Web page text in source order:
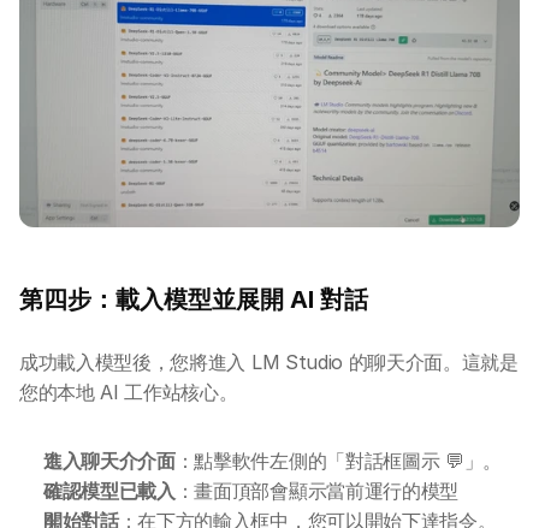
第四步：載入模型並展開 AI 對話
成功載入模型後，您將進入 LM Studio 的聊天介面。這就是
您的本地 AI 工作站核心。
進入聊天介介面：點擊軟件左側的「對話框圖示 💬」。
確認模型已載入 ：畫面頂部會顯示當前運行的模型
開始對話：在下方的輸入框中，您可以開始下達指令。